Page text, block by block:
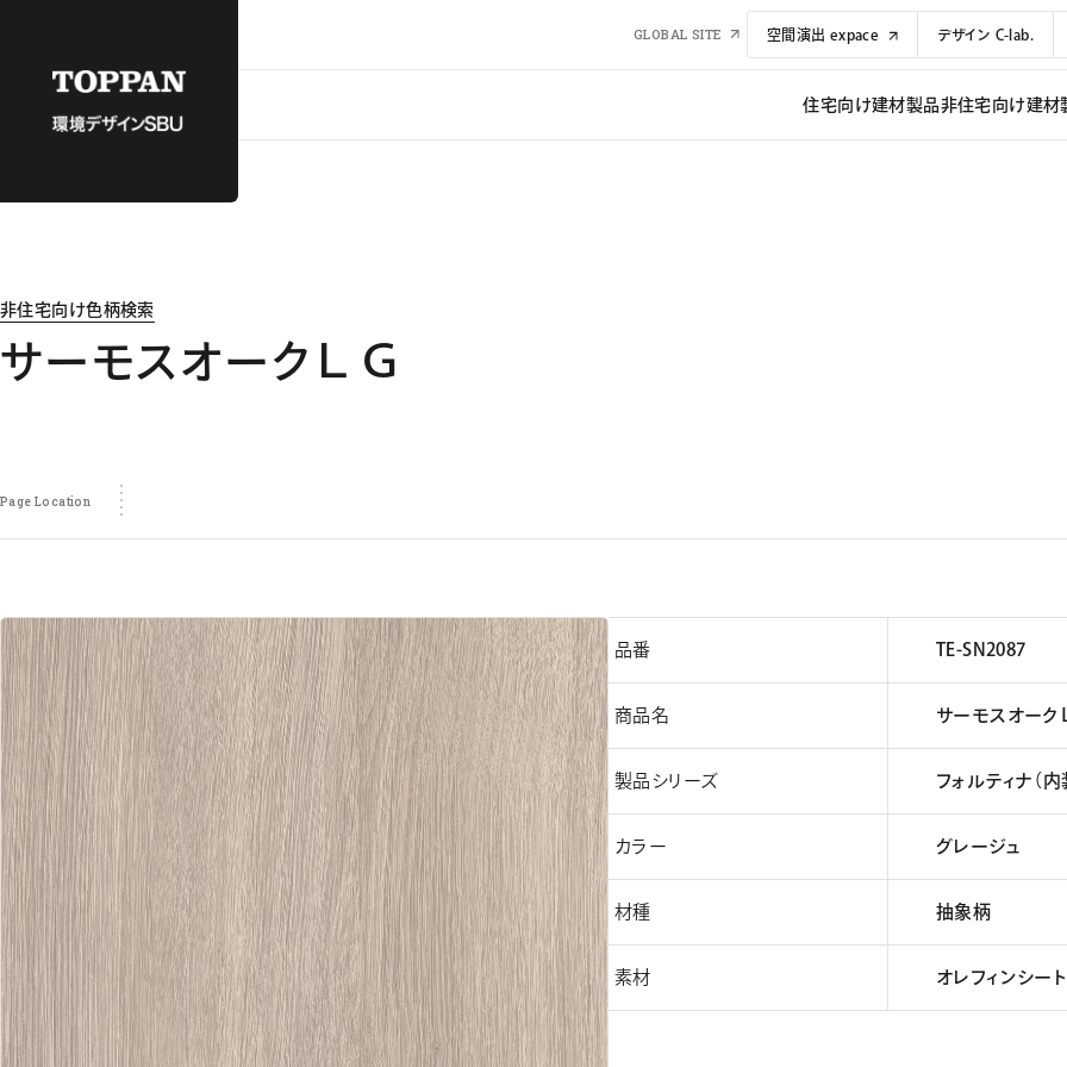
GLOBAL SITE 空間演出 expace デザイン C-lab.
住宅向け建材​​製品非住宅向け建材​​
非住宅向け色柄検索
サーモスオークＬＧ
Page Location
品番 TE-SN2087
商品名 サーモスオーク
製品シリーズ フォルティナ（内
カラー グレージュ
材種 抽象柄
素材 オレフィンシート